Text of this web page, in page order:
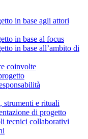
in base agli attori
in base al focus
in base all’ambito di
coinvolte
strumenti e rituali
di progetto
tecnici collaborativi